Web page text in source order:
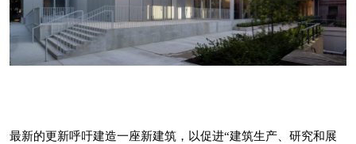
最新的更新呼吁建造一座新建筑，以促进“建筑生产、研究和展